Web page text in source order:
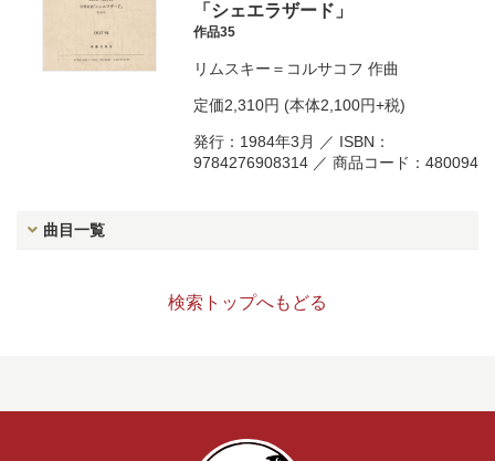
「シェエラザード」
作品35
リムスキー＝コルサコフ 作曲
定価2,310円 (本体2,100円+税)
発行：1984年3月 ／ ISBN：
9784276908314 ／ 商品コード：480094
曲目一覧
検索トップへもどる